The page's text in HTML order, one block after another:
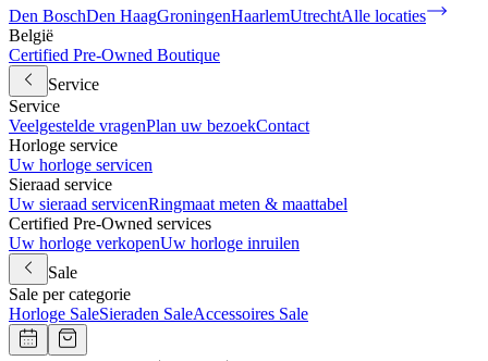
Den BoschDen HaagGroningenHaarlemUtrechtAlle locaties
België
Certified Pre-Owned Boutique
Service
Service
Veelgestelde vragenPlan uw bezoekContact
Horloge service
Uw horloge servicen
Sieraad service
Uw sieraad servicenRingmaat meten & maattabel
Certified Pre-Owned services
Uw horloge verkopenUw horloge inruilen
Sale
Sale per categorie
Horloge SaleSieraden SaleAccessoires Sale